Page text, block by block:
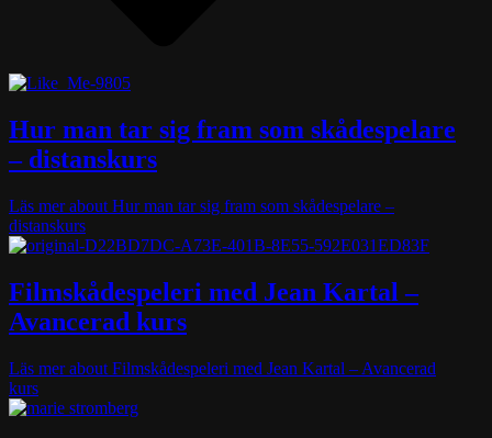
Hur man tar sig fram som skådespelare
– distanskurs
Läs merabout Hur man tar sig fram som skådespelare –
distanskurs
Filmskådespeleri med Jean Kartal –
Avancerad kurs
Läs merabout Filmskådespeleri med Jean Kartal – Avancerad
kurs